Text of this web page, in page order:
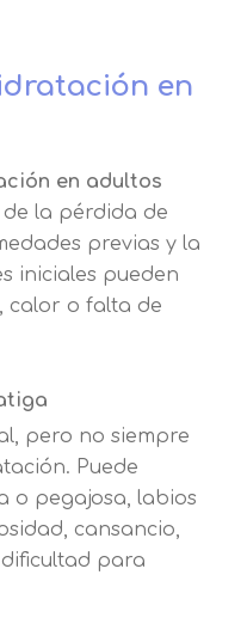
en
en adultos
la pérdida de
previas y la
iniciales pueden
calor o falta de
pero no siempre
Puede
o pegajosa, labios
cansancio,
para